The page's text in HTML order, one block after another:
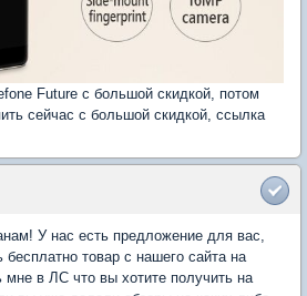
Future с большой скидкой, потом
сейчас с большой скидкой, ссылка
У нас есть предложение для вас,
товар с нашего сайта на
мне в ЛС что вы хотите получить на